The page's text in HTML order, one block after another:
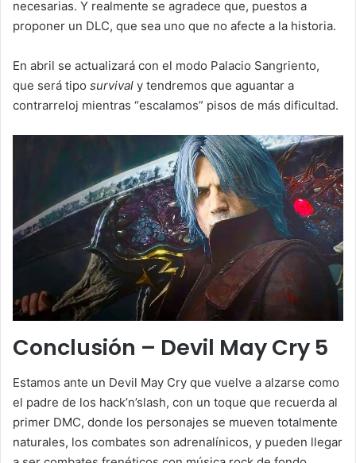
necesarias. Y realmente se agradece que, puestos a
proponer un DLC, que sea uno que no afecte a la historia.
En abril se actualizará con el modo Palacio Sangriento,
que será tipo survival y tendremos que aguantar a
contrarreloj mientras “escalamos” pisos de más dificultad.
Conclusión – Devil May Cry 5
Estamos ante un Devil May Cry que vuelve a alzarse como
el padre de los hack’n’slash, con un toque que recuerda al
primer DMC, donde los personajes se mueven totalmente
naturales, los combates son adrenalínicos, y pueden llegar